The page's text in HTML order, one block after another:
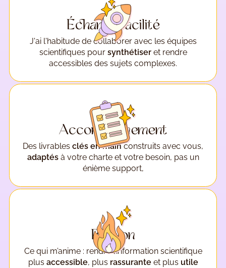
Échange facilité
J'ai l'habitude de collaborer avec les équipes
scientifiques pour synthétiseret rendre
accessibles des sujets complexes.
Accompagnement
Des livrables clés en mainconstruits avec vous,
adaptés à votre charte et votre besoin, pas un
énième support,
Passion
Ce qui m’anime : rendre l’information scientifique
plus accessible, plus rassurante et plus utile